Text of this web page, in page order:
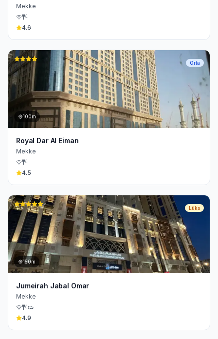
Mekke
4.6
Orta
100m
Royal Dar Al Eiman
Mekke
4.5
Lüks
150m
Jumeirah Jabal Omar
Mekke
4.9